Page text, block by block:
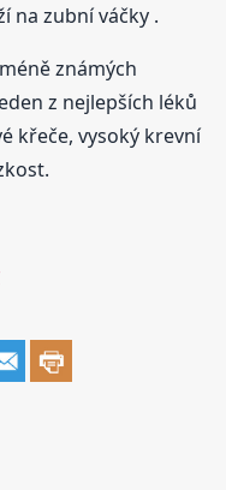
na zubní váčky .
známých
z nejlepších léků
křeče, vysoký krevní